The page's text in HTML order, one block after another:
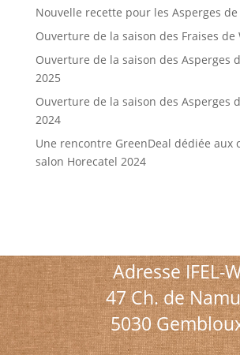
Nouvelle recette pour les Asperges
Ouverture de la saison des Fraises de
Ouverture de la saison des Asperges
2025
Ouverture de la saison des Asperges
2024
Une rencontre GreenDeal dédiée aux
salon Horecatel 2024
Adresse IFEL-
47 Ch. de
5030